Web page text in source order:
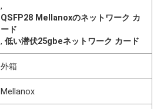
,
QSFP28 Mellanoxのネットワーク カ
ード
,低い潜伏25gbeネットワーク カード
外箱
Mellanox